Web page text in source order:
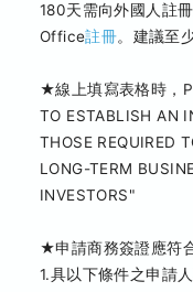
180天需向外國人註
Office註冊。建議至
★線上填寫表格時，
TO ESTABLISH AN
THOSE REQUIRED
LONG-TERM
INVESTORS"
★申請商務簽證應符
1.具以下條件之申請